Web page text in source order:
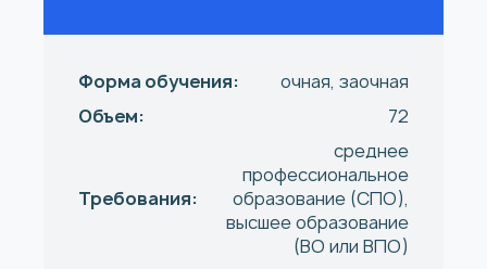
Форма обучения:
очная, заочная
Объем:
72
Требования:
среднее
профессиональное
образование (СПО),
высшее образование
(ВО или ВПО)